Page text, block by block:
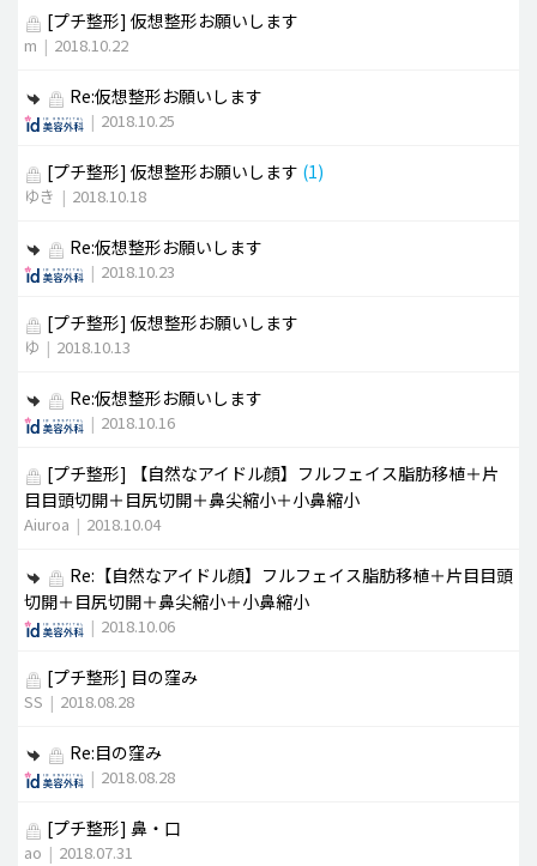
[プチ整形] 仮想整形お願いします
m | 2018.10.22
Re:仮想整形お願いします
| 2018.10.25
[プチ整形] 仮想整形お願いします (1)
ゆき | 2018.10.18
Re:仮想整形お願いします
| 2018.10.23
[プチ整形] 仮想整形お願いします
ゆ | 2018.10.13
Re:仮想整形お願いします
| 2018.10.16
[プチ整形] 【自然なアイドル顔】フルフェイス脂肪移植＋片
目目頭切開＋目尻切開＋鼻尖縮小＋小鼻縮小
Aiuroa | 2018.10.04
Re:【自然なアイドル顔】フルフェイス脂肪移植＋片目目頭
切開＋目尻切開＋鼻尖縮小＋小鼻縮小
| 2018.10.06
[プチ整形] 目の窪み
SS | 2018.08.28
Re:目の窪み
| 2018.08.28
[プチ整形] 鼻・口
ao | 2018.07.31